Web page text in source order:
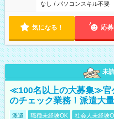
なし / パソコンスキル不要
気になる！ 応
未
≪100名以上の大募集≫官
のチェック業務！派遣大
派遣 職種未経験OK 社会人未経験